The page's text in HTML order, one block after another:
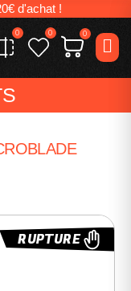
d'achat !
0 0 0
RUPTURE